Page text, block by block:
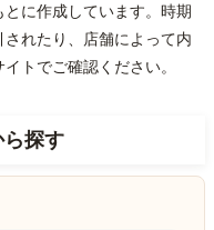
に作成しています。時期
れたり、店舗によって内
トでご確認ください。
探す